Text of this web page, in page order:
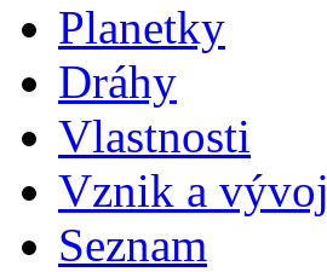
Planetky
Dráhy
Vlastnosti
Vznik a vývoj
Seznam